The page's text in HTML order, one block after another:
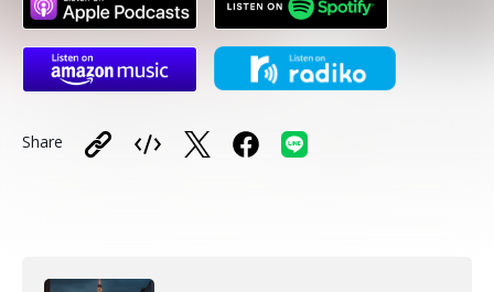
Share